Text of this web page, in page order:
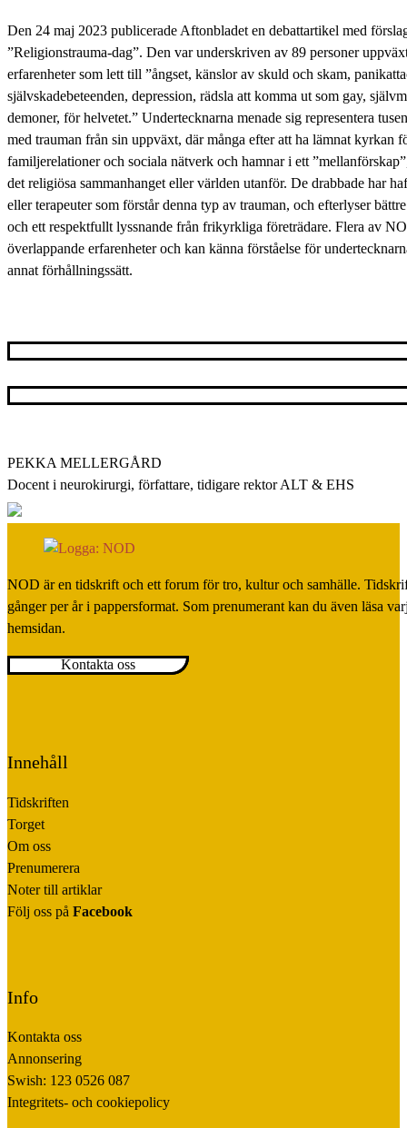
Den 24 maj 2023 publicerade Aftonbladet en debattartikel med
”Religionstrauma-dag”. Den var underskriven av 89 personer
erfarenheter som lett till ”ångset, känslor av skuld och skam,
självskadebeteenden, depression, rädsla att komma ut som gay,
demoner, för helvetet.” Undertecknarna menade sig representera
med trauman från sin uppväxt, där många efter att ha lämnat kyrkan
familjerelationer och sociala nätverk och hamnar i ett
det religiösa sammanhanget eller världen utanför. De drabbade har
eller terapeuter som förstår denna typ av trauman, och efterlyser
och ett respektfullt lyssnande från frikyrkliga företrädare. Flera av
överlappande erfarenheter och kan känna förståelse för
annat förhållningssätt.
PEKKA MELLERGÅRD
Docent i neurokirurgi, författare, tidigare rektor ALT & EHS
NOD är en tidskrift och ett forum för tro, kultur och samhälle.
gånger per år i pappersformat. Som prenumerant kan du även läsa
hemsidan.
Kontakta oss
Innehåll
Tidskriften
Torget
Om oss
Prenumerera
Noter till artiklar
Följ oss på Facebook
Info
Kontakta oss
Annonsering
Swish: 123 0526 087
Integritets- och cookiepolicy